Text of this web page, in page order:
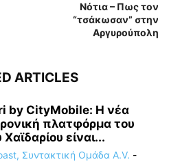
Νότια – Πως τον
“τσάκωσαν” στην
Αργυρούπολη
ARTICLES
by CityMobile: Η νέα
πλατφόρμα του
είναι...
Συντακτική Ομάδα A.V. -